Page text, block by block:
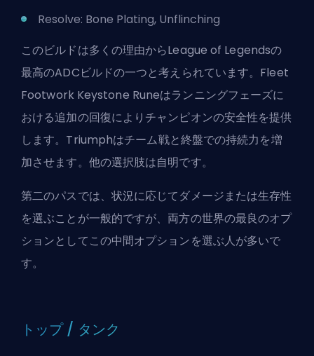
Resolve: Bone Plating, Unflinching
このビルドは多くの理由からLeague of Legendsの
最高のADCビルドの一つと考えられています。Fleet
Footwork Keystone Runeはランニングフェーズに
おける追加の回復によりチャンピオンの安全性を提供
します。Triumphはチーム戦と終盤での持続力を増
加させます。他の選択肢は自明です。
第二のパスでは、状況に応じてダメージまたは生存性
を選ぶことが一般的ですが、両方の世界の最良のオプ
ションとしてこの中間オプションを選ぶ人が多いで
す。
トップ / タンク